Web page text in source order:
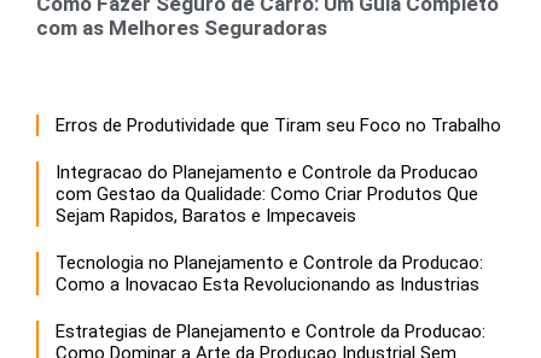
com as Melhores Seguradoras
Erros de Produtividade que Tiram seu Foco no Trabalho
Integracao do Planejamento e Controle da Producao
com Gestao da Qualidade: Como Criar Produtos Que
Sejam Rapidos, Baratos e Impecaveis
Tecnologia no Planejamento e Controle da Producao:
Como a Inovacao Esta Revolucionando as Industrias
Estrategias de Planejamento e Controle da Producao:
Como Dominar a Arte da Producao Industrial Sem